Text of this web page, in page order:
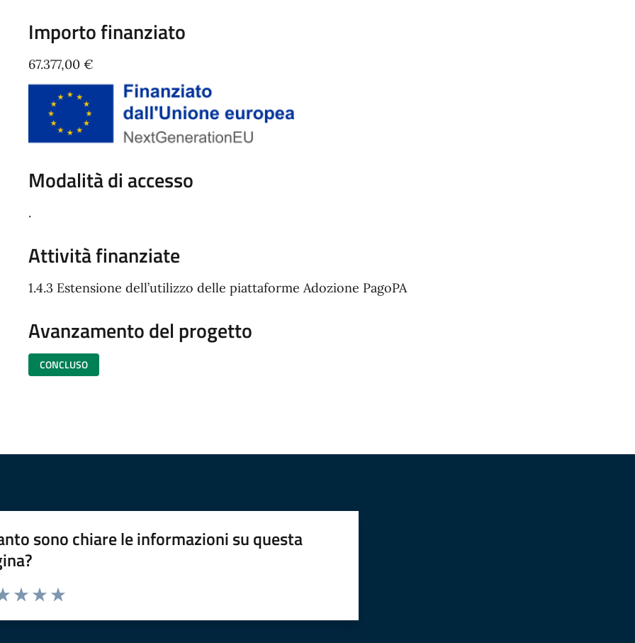
Importo finanziato
67.377,00 €
Modalità di accesso
.
Attività finanziate
1.4.3 Estensione dell’utilizzo delle piattaforme Adozione PagoPA
Avanzamento del progetto
CONCLUSO
sono chiare le informazioni su questa
da 1 a 5 stelle la pagina